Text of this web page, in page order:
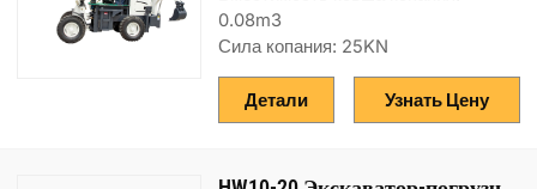
0.08m3
Сила копания: 25KN
Узнать Цену
Детали